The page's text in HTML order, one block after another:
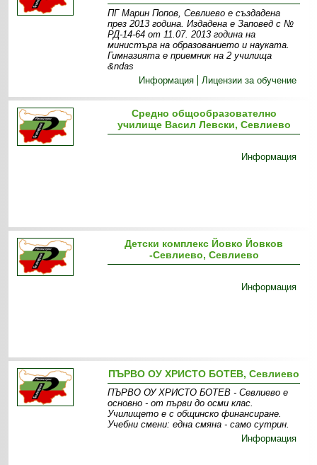
ПГ Марин Попов, Севлиево е създадена
през 2013 година. Издадена е Заповед с №
РД-14-64 от 11.07. 2013 година на
министъра на образованието и науката.
Гимназията е приемник на 2 училища
&ndas
Информация
Лицензии за обучение
Средно общообразователно
училище Васил Левски, Севлиево
Информация
Детски комплекс Йовко Йовков
-Севлиево, Севлиево
Информация
ПЪРВО ОУ ХРИСТО БОТЕВ, Севлиево
ПЪРВО ОУ ХРИСТО БОТЕВ - Севлиево е
основно - от първи до осми клас.
Училището е с общинско финансиране.
Учебни смени: една смяна - само сутрин.
Информация